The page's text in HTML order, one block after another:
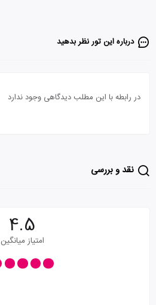
درباره این تور‌ نظر بدهید
در رابطه با این مطلب دیدگاهی وجود ندارد
نقد و بررسی
4.5
امتیاز میانگین